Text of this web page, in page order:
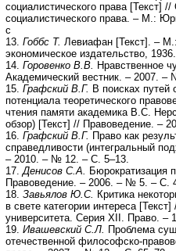
социалистического права [Текст]
социалистического права. – М.:
с
13. Гоббс Т. Левиафан [Текст]. –
экономическое издательство,
14. Горовенко В.В.
Нравственное
Академический вестник. – 2007. –
15. Графский В.Г. В поисках путей
потенциала теоретического
чтения памяти академика В.С.
обзор) [Текст] // Правоведение. –
16. Графский В.Г. Право как
справедливости (интегральный
– 2010. – № 12. – С. 5–13.
17. Денисов С.А.
Бюрократизация
Правоведение. – 2006. – № 5. – С.
18. Завьялов Ю.С. Критика
в свете категории интереса
университета. Серия XII. Право. –
19. Ивашевский С.Л.
Проблема
отечественной философско-